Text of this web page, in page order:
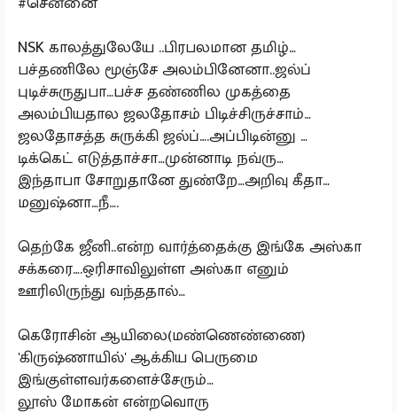
NSK காலத்துலேயே ..பிரபலமான தமிழ்…
பச்தணிலே மூஞ்சே அலம்பினேனா..ஜல்ப்
புடிச்சுருதுபா…பச்ச தண்ணில முகத்தை
அலம்பியதால ஜலதோசம் பிடிச்சிருச்சாம்…
ஜலதோசத்த சுருக்கி ஜல்ப்….அப்பிடின்னு …
டிக்கெட் எடுத்தாச்சா…முன்னாடி நவ்ரு…
இந்தாபா சோறுதானே துண்றே…அறிவு கீதா…
மனுஷ்னா…நீ….
தெற்கே ஜீனி..என்ற வார்த்தைக்கு இங்கே அஸ்கா
சக்கரை….ஒரிசாவிலுள்ள அஸ்கா எனும்
ஊரிலிருந்து வந்ததால்…
கெரோசின் ஆயிலை(மண்ணெண்ணை)
'கிருஷ்ணாயில்' ஆக்கிய பெருமை
இங்குள்ளவர்களைச்சேரும்…
லூஸ் மோகன் என்றவொரு